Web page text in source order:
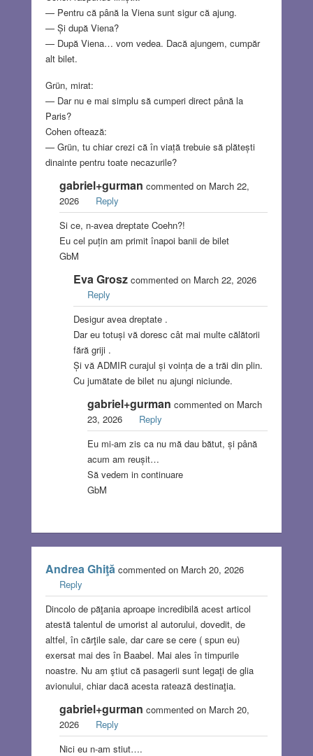
— Pentru că până la Viena sunt sigur că ajung.
— Și după Viena?
— După Viena… vom vedea. Dacă ajungem, cumpăr
alt bilet.
Grün, mirat:
— Dar nu e mai simplu să cumperi direct până la
Paris?
Cohen oftează:
— Grün, tu chiar crezi că în viață trebuie să plătești
dinainte pentru toate necazurile?
gabriel+gurman commented on March 22,
2026
Reply
Si ce, n-avea dreptate Coehn?!
Eu cel puțin am primit înapoi banii de bilet
GbM
Eva Groszcommented on March 22, 2026
Reply
Desigur avea dreptate .
Dar eu totuși vă doresc cât mai multe călătorii
fără griji .
Și vă ADMIR curajul și voința de a trăi din plin.
Cu jumătate de bilet nu ajungi niciunde.
gabriel+gurman commented on March
23, 2026
Reply
Eu mi-am zis ca nu mă dau bătut, și până
acum am reușit…
Să vedem in continuare
GbM
Andrea Ghiţă commented on March 20, 2026
Reply
Dincolo de păţania aproape incredibilă acest articol
atestă talentul de umorist al autorului, dovedit, de
altfel, în cărţile sale, dar care se cere ( spun eu)
exersat mai des în Baabel. Mai ales în timpurile
noastre. Nu am ştiut că pasagerii sunt legaţi de glia
avionului, chiar dacă acesta ratează destinaţia.
gabriel+gurman commented on March 20,
2026
Reply
Nici eu n-am stiut….